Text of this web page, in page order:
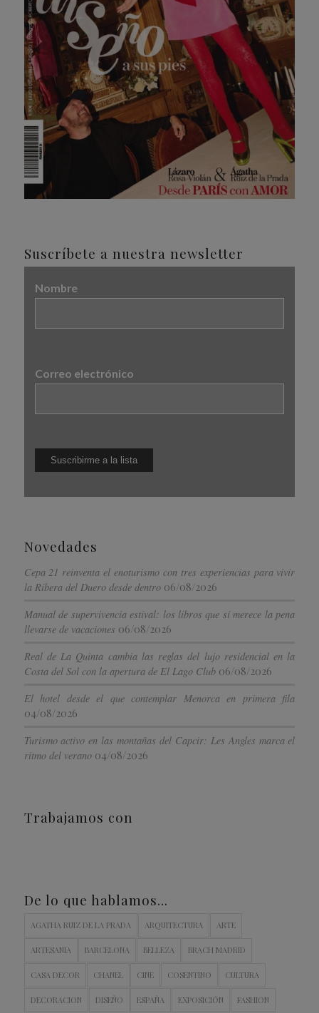
Suscríbete a nuestra newsletter
Nombre
Correo electrónico
Novedades
Cepa 21 reinventa el enoturismo con tres experiencias para vivir
la Ribera del Duero desde dentro 06/08/2026
Manual de supervivencia estival: los libros que sí merece la pena
llevarse de vacaciones 06/08/2026
Real de La Quinta cambia las reglas del lujo residencial en la
Costa del Sol con la apertura de El Lago Club 06/08/2026
El hotel desde el que contemplar Menorca en primera fila
04/08/2026
Turismo activo en las montañas del Capcir: Les Angles marca el
ritmo del verano 04/08/2026
Trabajamos con
De lo que hablamos…
AGATHA RUIZ DE LA PRADA ARQUITECTURA ARTE
ARTESANIA BARCELONA BELLEZA BRACH MADRID
CASA DECOR CHANEL CINE COSENTINO CULTURA
DECORACION DISEÑO ESPAÑA EXPOSICIÓN FASHION